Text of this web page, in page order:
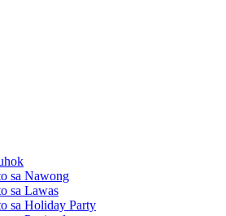
sa Nawong
sa Lawas
sa Holiday Party